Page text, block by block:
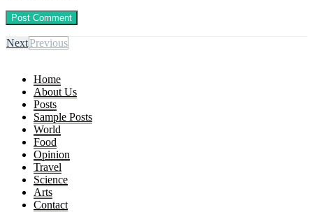
NextPrevious
Home
About Us
Posts
Sample Posts
World
Food
Opinion
Travel
Science
Arts
Contact